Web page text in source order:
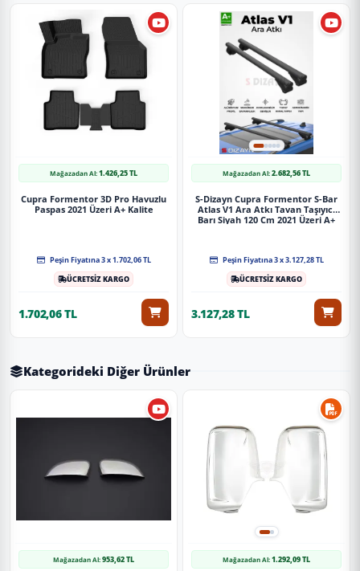
Mağazadan Al:1.426,25 TL
Cupra Formentor 3D Pro Havuzlu
Paspas 2021 Üzeri A+ Kalite
Peşin Fiyatına 3 x 1.702,06 TL
ÜCRETSİZ KARGO
1.702,06 TL
Mağazadan Al:2.682,56 TL
S-Dizayn Cupra Formentor S-Bar
Atlas V1 Ara Atkı Tavan Taşıyıcı
Barı Siyah 120 Cm 2021 Üzeri A+
Peşin Fiyatına 3 x 3.127,28 TL
ÜCRETSİZ KARGO
3.127,28 TL
Kategorideki Diğer Ürünler
Mağazadan Al:953,62 TL Mağazadan Al:1.292,09 TL